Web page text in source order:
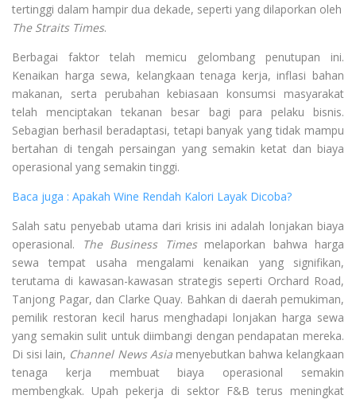
tertinggi dalam hampir dua dekade, seperti yang dilaporkan oleh
The Straits Times.
Berbagai faktor telah memicu gelombang penutupan ini.
Kenaikan harga sewa, kelangkaan tenaga kerja, inflasi bahan
makanan, serta perubahan kebiasaan konsumsi masyarakat
telah menciptakan tekanan besar bagi para pelaku bisnis.
Sebagian berhasil beradaptasi, tetapi banyak yang tidak mampu
bertahan di tengah persaingan yang semakin ketat dan biaya
operasional yang semakin tinggi.
Baca juga : Apakah Wine Rendah Kalori Layak Dicoba?
Salah satu penyebab utama dari krisis ini adalah lonjakan biaya
operasional.
The Business Timesmelaporkan bahwa harga
sewa tempat usaha mengalami kenaikan yang signifikan,
terutama di kawasan-kawasan strategis seperti Orchard Road,
Tanjong Pagar, dan Clarke Quay. Bahkan di daerah pemukiman,
pemilik restoran kecil harus menghadapi lonjakan harga sewa
yang semakin sulit untuk diimbangi dengan pendapatan mereka.
Di sisi lain, Channel News Asiamenyebutkan bahwa kelangkaan
tenaga kerja membuat biaya operasional semakin
membengkak. Upah pekerja di sektor F&B terus meningkat